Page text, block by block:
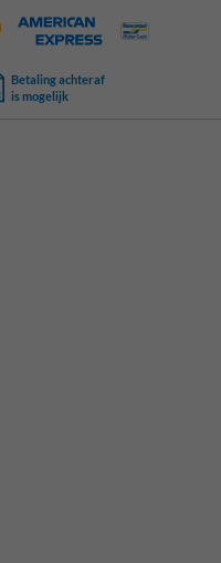
Betaling achteraf
is mogelijk